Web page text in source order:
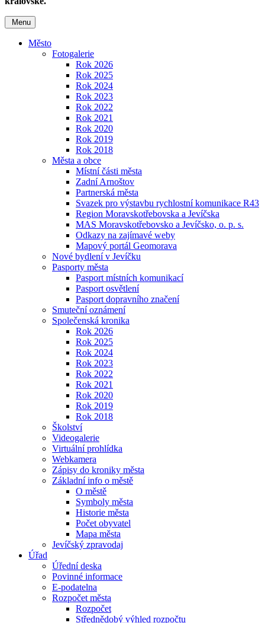
Menu
Město
Fotogalerie
Rok 2026
Rok 2025
Rok 2024
Rok 2023
Rok 2022
Rok 2021
Rok 2020
Rok 2019
Rok 2018
Města a obce
Místní části města
Zadní Arnoštov
Partnerská města
Svazek pro výstavbu rychlostní komunikace R43
Region Moravskotřebovska a Jevíčska
MAS Moravskotřebovsko a Jevíčsko, o. p. s.
Odkazy na zajímavé weby
Mapový portál Geomorava
Nové bydlení v Jevíčku
Pasporty města
Pasport místních komunikací
Pasport osvětlení
Pasport dopravního značení
Smuteční oznámení
Společenská kronika
Rok 2026
Rok 2025
Rok 2024
Rok 2023
Rok 2022
Rok 2021
Rok 2020
Rok 2019
Rok 2018
Školství
Videogalerie
Virtuální prohlídka
Webkamera
Zápisy do kroniky města
Základní info o městě
O městě
Symboly města
Historie města
Počet obyvatel
Mapa města
Jevíčský zpravodaj
Úřad
Úřední deska
Povinné informace
E-podatelna
Rozpočet města
Rozpočet
Střednědobý výhled rozpočtu